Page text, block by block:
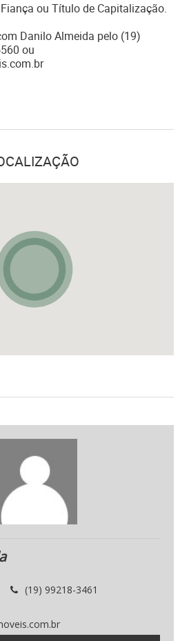
ou Título de Capitalização.
Danilo Almeida pelo (19)
ou
(19) 99218-3461